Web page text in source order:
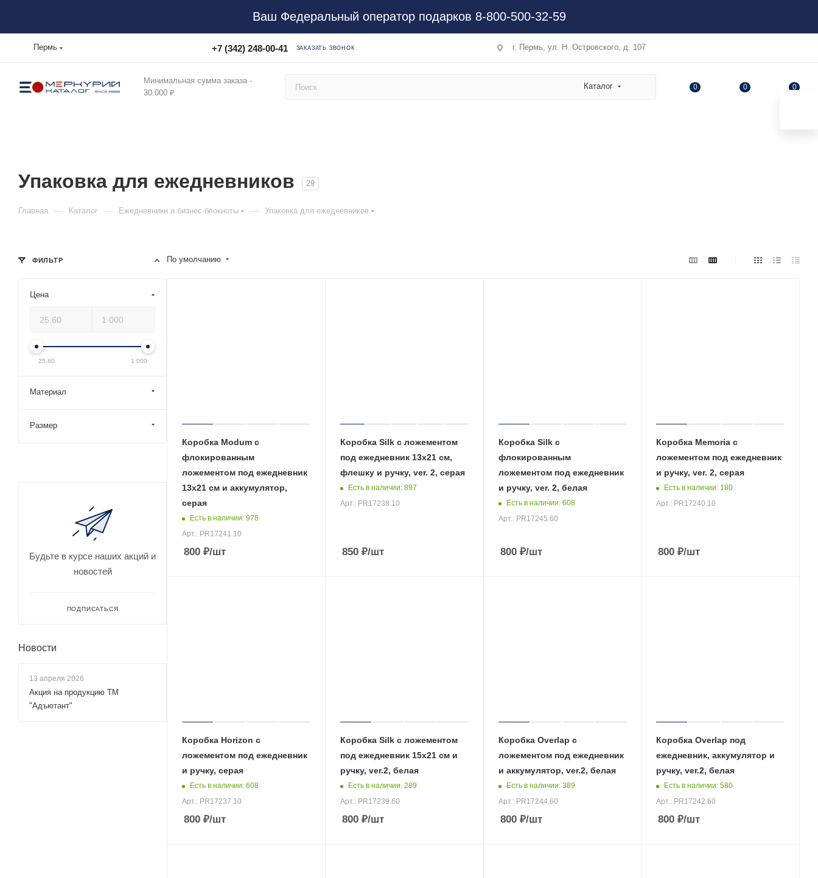
Ваш Федеральный оператор подарков 8-800-500-32-59
Пермь +7 (342) 248-00-41 ЗАКАЗАТЬ ЗВОНОК г. Пермь, ул. Н. Островского, д. 107
Минимальная сумма заказа -
30.000 ₽
Каталог 0 0 0
Упаковка для ежедневников 29
Главная — Каталог — Ежедневники и бизнес-блокноты — Упаковка для ежедневников
По умолчанию
Коробка Modum с
флокированным
ложементом под ежедневник
13х21 см и аккумулятор,
серая
Есть в наличии: 978
Арт.: PR17241.10
800 ₽/шт
Коробка Silk с ложементом
под ежедневник 13x21 см,
флешку и ручку, ver. 2, серая
Есть в наличии: 897
Арт.: PR17238.10
850₽/шт
Коробка Silk с
флокированным
ложементом под ежедневник
и ручку, ver. 2, белая
Есть в наличии: 608
Арт.: PR17245.60
800₽/шт
Коробка Memoria с
ложементом под ежедневник
и ручку, ver. 2, серая
Есть в наличии: 180
Арт.: PR17240.10
800 ₽/шт
Коробка Horizon с
ложементом под ежедневник
и ручку, серая
Есть в наличии: 608
Арт.: PR17237.10
800 ₽/шт
Коробка Silk с ложементом
под ежедневник 15х21 см и
ручку, ver.2, белая
Есть в наличии: 289
Арт.: PR17239.60
800₽/шт
Коробка Overlap с
ложементом под ежедневник
и аккумулятор, ver.2, белая
Есть в наличии: 389
Арт.: PR17244.60
800₽/шт
Коробка Overlap под
ежедневник, аккумулятор и
ручку, ver.2, белая
Есть в наличии: 580
Арт.: PR17242.60
800 ₽/шт
ФИЛЬТР
Цена
25.60 1 000
Материал
Размер
Будьте в курсе наших акций и
новостей
ПОДПИСАТЬСЯ
Новости
13 апреля 2026
Акция на продукцию ТМ
"Адъютант"